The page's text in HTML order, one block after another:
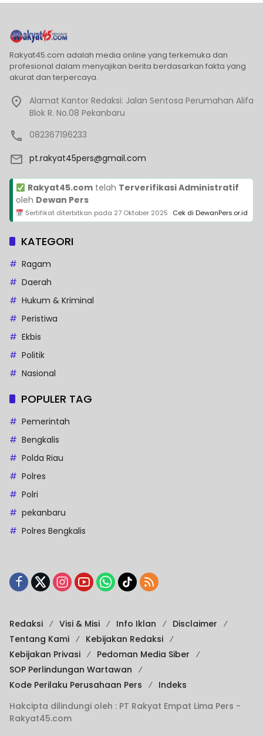
Rakyat45.com adalah media online yang terkemuka dan
profesional dalam menyajikan berita berdasarkan fakta yang
akurat dan terpercaya.
Alamat Kantor Redaksi: Jalan Sentosa Perumahan Alifa
Blok R. No.08 Pekanbaru
082367196233
pt.rakyat45pers@gmail.com
Rakyat45.comtelah Terverifikasi Administratif
oleh Dewan Pers
Sertifikat diterbitkan pada 27 Oktober 2025 · Cek di DewanPers.or.id
KATEGORI
Ragam
Daerah
Hukum & Kriminal
Peristiwa
Ekbis
Politik
Nasional
POPULER TAG
Pemerintah
Bengkalis
Polda Riau
Polres
Polri
pekanbaru
Polres Bengkalis
Redaksi Visi & Misi Info Iklan
Disclaimer
Tentang Kami
Kebijakan Redaksi
Kebijakan Privasi
Pedoman Media Siber
SOP Perlindungan Wartawan
Kode Perilaku Perusahaan Pers
Indeks
Hakcipta dilindungi oleh : PT Rakyat Empat Lima Pers -
Rakyat45.com